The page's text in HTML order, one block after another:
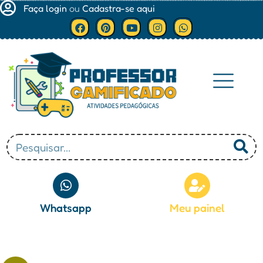
Faça login ou Cadastra-se aqui
Whatsapp Meu painel